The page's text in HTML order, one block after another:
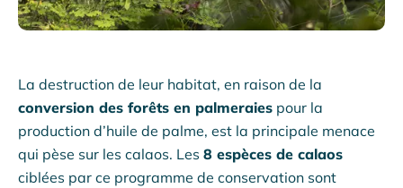
La destruction de leur habitat, en raison de la
conversion des forêts en palmeraies pour la
production d’huile de palme, est la principale menace
qui pèse sur les calaos. Les 8 espèces de calaos
ciblées par ce programme de conservation sont